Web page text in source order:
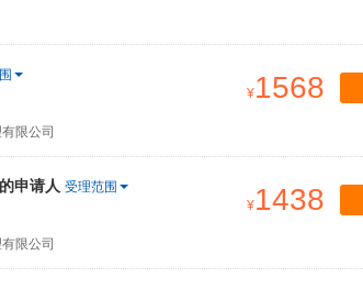
限公司
1568
申请人 受理范围
限公司
1438